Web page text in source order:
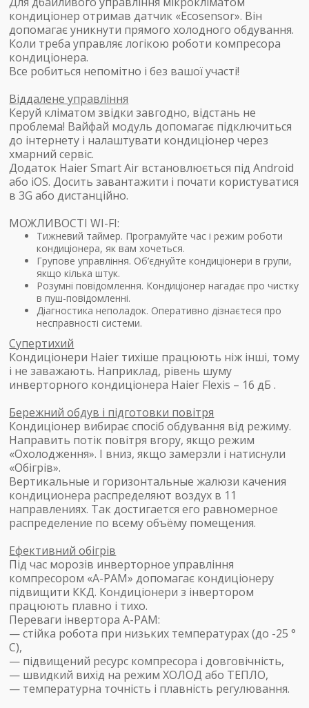
кондиціонер отримав датчик «Ecosensor». Він
допомагає уникнути прямого холодного обдування.
Коли треба управляє логікою роботи компресора
кондиціонера.
Все робиться непомітно і без вашої участі!
Віддалене управління
Керуй кліматом звідки завгодно, відстань не
проблема! Вайфай модуль допомагає підключиться
до інтернету і налаштувати кондиціонер через
хмарний сервіс.
Додаток Haier Smart Air встановлюється під Android
або iOS. Досить завантажити і почати користуватися
в 3G або дистанційно.
МОЖЛИВОСТІ WI-FI:
Тижневий таймер. Програмуйте час і режим роботи
кондиціонера, як вам хочеться.
Групове управління. Об’єднуйте кондиціонери в групи,
якщо кілька штук.
Розумні повідомлення. Кондиціонер нагадає про чистку
в пуш-повідомленні.
Діагностика неполадок. Оперативно дізнаєтеся про
несправності системи.
Супертихий
Кондиціонери Haier тихіше працюють ніж інші, тому
і не заважають. Наприклад, рівень шуму
инверторного кондиціонера Haier Flexis – 16 дБ .
Бережний обдув і підготовки повітря
Кондиціонер вибирає спосіб обдування від режиму.
Направить потік повітря вгору, якщо режим
«Охолодження». І вниз, якщо замерзли і натиснули
«Обігрів».
Вертикальные и горизонтальные жалюзи качения
кондиционера распределяют воздух в 11
направлениях. Так достигается его равномерное
распределение по всему объёму помещения.
Ефективний обігрів
Під час морозів инверторное управління
компресором «A-PAM» допомагає кондиціонеру
підвищити ККД. Кондиціонери з інвертором
працюють плавно і тихо.
Переваги інвертора A-PAM:
— стійка робота при низьких температурах (до -25 °
С),
— підвищений ресурс компресора і довговічність,
— швидкий вихід на режим ХОЛОД або ТЕПЛО,
— температурна точність і плавність регулювання.